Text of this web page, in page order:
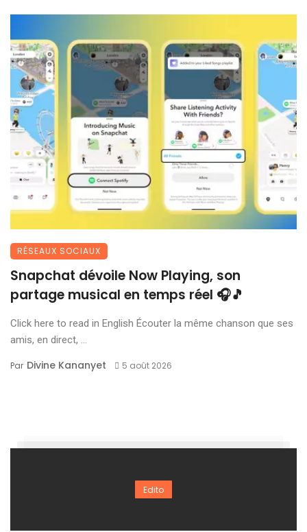
RÉSEAUX SOCIAUX
Snapchat dévoile Now Playing, son
partage musical en temps réel 🎧🎵
Click here to read in English Écouter la même chanson que ses
amis, en direct, ...
Par Divine Kananyet 5 août 2026
Edito